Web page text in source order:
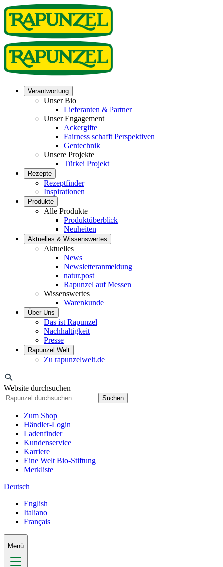
Verantwortung
Unser Bio
Lieferanten & Partner
Unser Engagement
Ackergifte
Fairness schafft Perspektiven
Gentechnik
Unsere Projekte
Türkei Projekt
Rezepte
Rezeptfinder
Inspirationen
Produkte
Alle Produkte
Produktüberblick
Neuheiten
Aktuelles & Wissenswertes
Aktuelles
News
Newsletteranmeldung
natur.post
Rapunzel auf Messen
Wissenswertes
Warenkunde
Über Uns
Das ist Rapunzel
Nachhaltigkeit
Presse
Rapunzel Welt
Zu rapunzelwelt.de
Website durchsuchen
Suchen
Zum Shop
Händler-Login
Ladenfinder
Kundenservice
Karriere
Eine Welt Bio-Stiftung
Merkliste
Deutsch
English
Italiano
Français
Menü